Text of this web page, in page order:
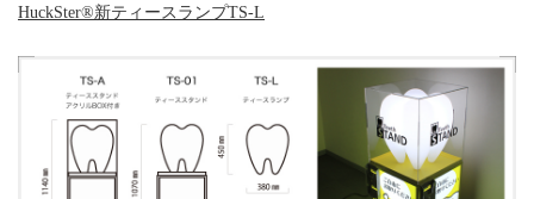
HuckSter®新ティースランプTS-L